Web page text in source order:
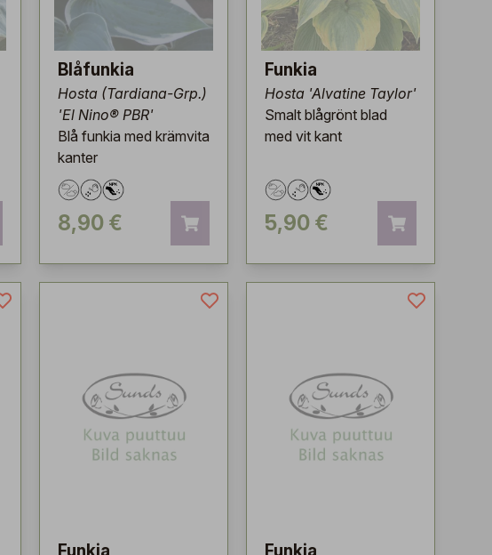
Blåfunkia
Hosta (Tardiana-Grp.)
'El Nino® PBR'
Blå funkia med krämvita
kanter
8,90 €
Funkia
Hosta 'Alvatine Taylor'
Smalt blågrönt blad
med vit kant
5,90 €